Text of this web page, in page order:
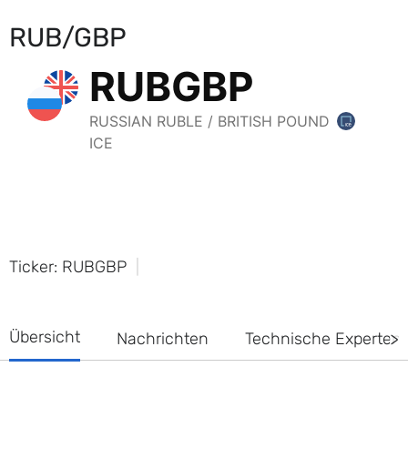
RUB/GBP
Ticker: RUBGBP
Übersicht Nachrichten Technische